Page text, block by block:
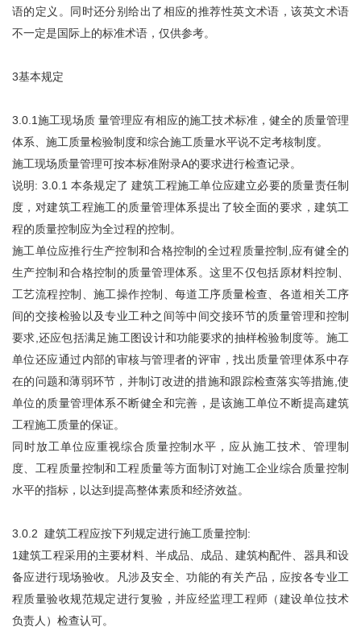
语的定义。同时还分别给出了相应的推荐性英文术语，该英文术语
不一定是国际上的标准术语，仅供参考。
3基本规定
3.0.1施工现场质 量管理应有相应的施工技术标准，健全的质量管理
体系、施工质量检验制度和综合施工质量水平说不定考核制度。
施工现场质量管理可按本标准附录A的要求进行检查记录。
说明: 3.0.1 本条规定了 建筑工程施工单位应建立必要的质量责任制
度，对建筑工程施工的质量管理体系提出了较全面的要求，建筑工
程的质量控制应为全过程的控制。
施工单位应推行生产控制和合格控制的全过程质量控制,应有健全的
生产控制和合格控制的质量管理体系。这里不仅包括原材料控制、
工艺流程控制、施工操作控制、每道工序质量检查、各道相关工序
间的交接检验以及专业工种之间等中间交接环节的质量管理和控制
要求,还应包括满足施工图设计和功能要求的抽样检验制度等。施工
单位还应通过内部的审核与管理者的评审，找出质量管理体系中存
在的问题和薄弱环节，并制订改进的措施和跟踪检查落实等措施,使
单位的质量管理体系不断健全和完善，是该施工单位不断提高建筑
工程施工质量的保证。
同时放工单位应重视综合质量控制水平，应从施工技术、管理制
度、工程质量控制和工程质量等方面制订对施工企业综合质量控制
水平的指标，以达到提高整体素质和经济效益。
3.0.2 建筑工程应按下列规定进行施工质量控制:
1建筑工程采用的主要材料、半成品、成品、建筑构配件、器具和设
备应进行现场验收。凡涉及安全、功能的有关产品，应按各专业工
程质量验收规范规定进行复验，并应经监理工程师（建设单位技术
负责人）检查认可。